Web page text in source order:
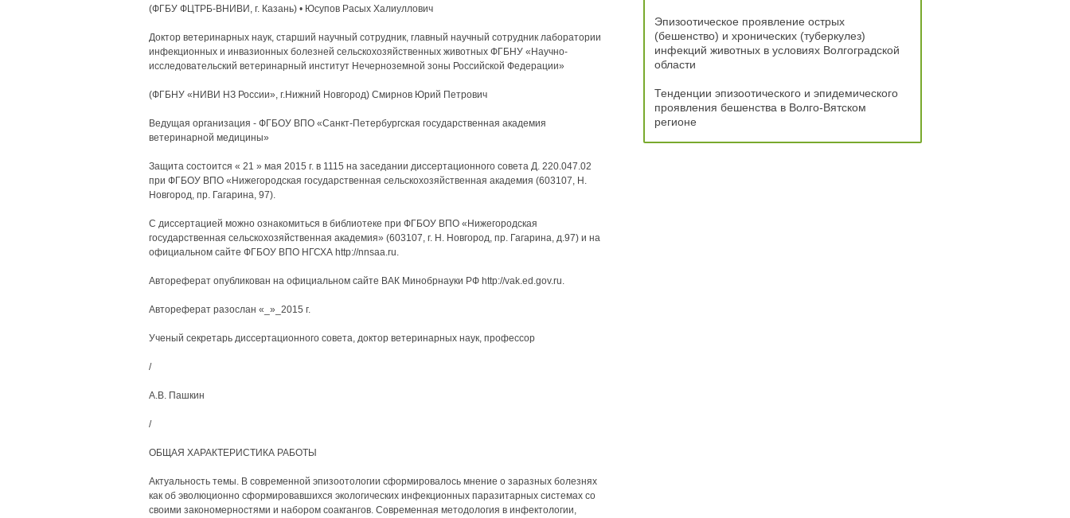
(ФГБУ ФЦТРБ-ВНИВИ, г. Казань) • Юсупов Расых Халиуллович
Доктор ветеринарных наук, старший научный сотрудник, главный научный сотрудник лаборатории
инфекционных и инвазионных болезней сельскохозяйственных животных ФГБНУ «Научно-
исследовательский ветеринарный институт Нечерноземной зоны Российской Федерации»
(ФГБНУ «НИВИ НЗ России», г.Нижний Новгород) Смирнов Юрий Петрович
Ведущая организация - ФГБОУ ВПО «Санкт-Петербургская государственная академия
ветеринарной медицины»
Защита состоится « 21 » мая 2015 г. в 1115 на заседании диссертационного совета Д. 220.047.02
при ФГБОУ ВПО «Нижегородская государственная сельскохозяйственная академия (603107, Н.
Новгород, пр. Гагарина, 97).
С диссертацией можно ознакомиться в библиотеке при ФГБОУ ВПО «Нижегородская
государственная сельскохозяйственная академия» (603107, г. Н. Новгород, пр. Гагарина, д.97) и на
официальном сайте ФГБОУ ВПО НГСХА http://nnsaa.ru.
Автореферат опубликован на официальном сайте ВАК Минобрнауки РФ http://vak.ed.gov.ru.
Автореферат разослан «_»_2015 г.
Ученый секретарь диссертационного совета, доктор ветеринарных наук, профессор
/
А.В. Пашкин
/
ОБЩАЯ ХАРАКТЕРИСТИКА РАБОТЫ
Актуальность темы. В современной эпизоотологии сформировалось мнение о заразных болезнях
как об эволюционно сформировавшихся экологических инфекционных паразитарных системах со
своими закономерностями и набором соакгангов. Современная методология в инфектологии,
Эпизоотическое проявление острых
(бешенство) и хронических (туберкулез)
инфекций животных в условиях Волгоградской
области
Тенденции эпизоотического и эпидемического
проявления бешенства в Волго-Вятском
регионе